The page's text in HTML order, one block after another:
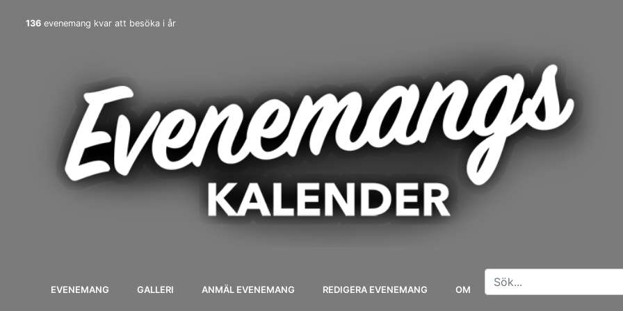
136 evenemang kvar att besöka i år
EVENEMANG GALLERI ANMÄL EVENEMANG REDIGERA EVENEMANG OM